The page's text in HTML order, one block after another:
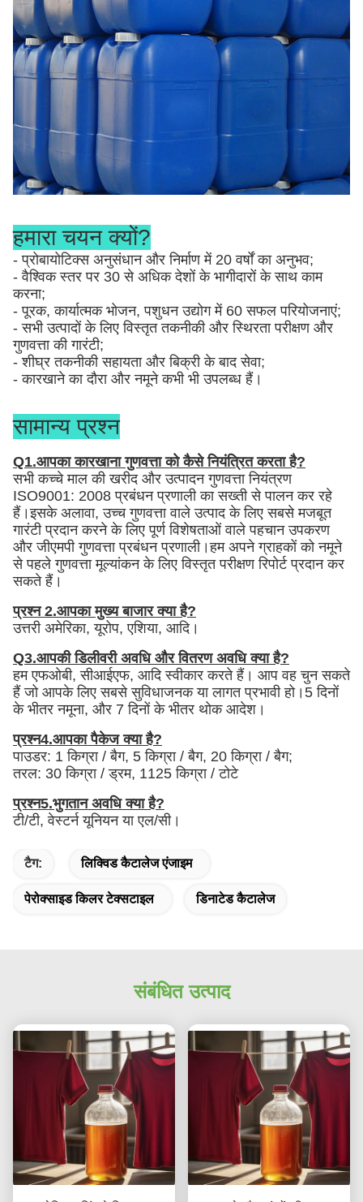
हमारा चयन क्यों?
- प्रोबायोटिक्स अनुसंधान और निर्माण में 20 वर्षों का अनुभव;
- वैश्विक स्तर पर 30 से अधिक देशों के भागीदारों के साथ काम
करना;
- पूरक, कार्यात्मक भोजन, पशुधन उद्योग में 60 सफल परियोजनाएं;
- सभी उत्पादों के लिए विस्तृत तकनीकी और स्थिरता परीक्षण और
गुणवत्ता की गारंटी;
- शीघ्र तकनीकी सहायता और बिक्री के बाद सेवा;
- कारखाने का दौरा और नमूने कभी भी उपलब्ध हैं।
सामान्य प्रश्न
Q1.आपका कारखाना गुणवत्ता को कैसे नियंत्रित करता है?
सभी कच्चे माल की खरीद और उत्पादन गुणवत्ता नियंत्रण
ISO9001: 2008 प्रबंधन प्रणाली का सख्ती से पालन कर रहे
हैं।इसके अलावा, उच्च गुणवत्ता वाले उत्पाद के लिए सबसे मजबूत
गारंटी प्रदान करने के लिए पूर्ण विशेषताओं वाले पहचान उपकरण
और जीएमपी गुणवत्ता प्रबंधन प्रणाली।हम अपने ग्राहकों को नमूने
से पहले गुणवत्ता मूल्यांकन के लिए विस्तृत परीक्षण रिपोर्ट प्रदान कर
सकते हैं।
प्रश्न 2.आपका मुख्य बाजार क्या है?
उत्तरी अमेरिका, यूरोप, एशिया, आदि।
Q3.आपकी डिलीवरी अवधि और वितरण अवधि क्या है?
हम एफओबी, सीआईएफ, आदि स्वीकार करते हैं। आप वह चुन सकते
हैं जो आपके लिए सबसे सुविधाजनक या लागत प्रभावी हो।5 दिनों
के भीतर नमूना, और 7 दिनों के भीतर थोक आदेश।
प्रश्न4.आपका पैकेज क्या है?
पाउडर: 1 किग्रा / बैग, 5 किग्रा / बैग, 20 किग्रा / बैग;
तरल: 30 किग्रा / ड्रम, 1125 किग्रा / टोटे
प्रश्न5.भुगतान अवधि क्या है?
टी/टी, वेस्टर्न यूनियन या एल/सी।
टैग: लिक्विड कैटालेज एंजाइम
पेरोक्साइड किलर टेक्सटाइल डिनाटेड कैटालेज
संबंधित उत्पाद